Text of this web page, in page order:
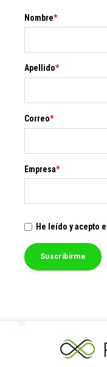
Nombre*
Apellido*
Correo*
Empresa*
He leído y acepto el